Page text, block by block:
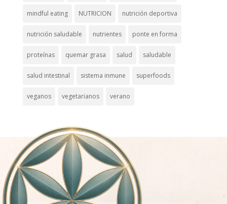
mindful eating NUTRICION nutrición deportiva
nutrición saludable nutrientes ponte en forma
proteínas quemar grasa salud saludable
salud intestinal sistema inmune superfoods
veganos vegetarianos verano